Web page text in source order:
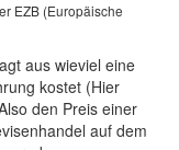
EZB (Europäische
aus wieviel eine
kostet (Hier
den Preis einer
auf dem